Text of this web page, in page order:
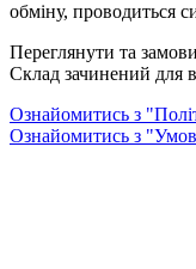
обміну, проводиться
Переглянути та
Склад зачинений для
Ознайомитись з
Ознайомитись з